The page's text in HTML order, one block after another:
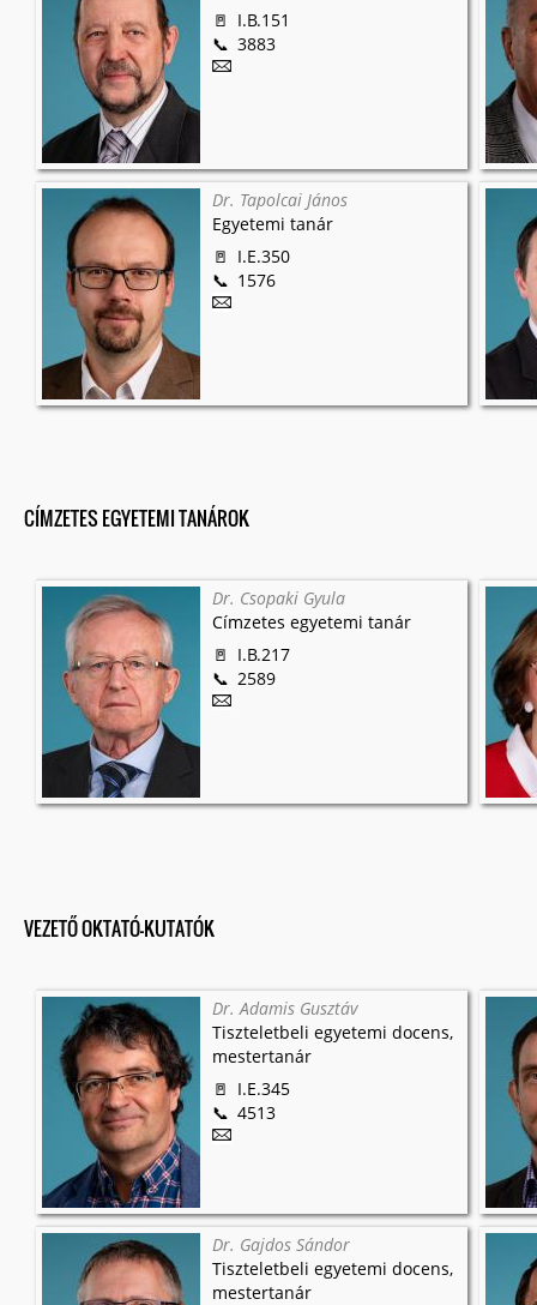
I.B.151
3883
Dr. Tapolcai János
Egyetemi tanár
I.E.350
1576
CÍMZETES EGYETEMI TANÁROK
Dr. Csopaki Gyula
Címzetes egyetemi tanár
I.B.217
2589
VEZETŐ OKTATÓ-KUTATÓK
Dr. Adamis Gusztáv
Tiszteletbeli egyetemi docens,
mestertanár
I.E.345
4513
Dr. Gajdos Sándor
Tiszteletbeli egyetemi docens,
mestertanár